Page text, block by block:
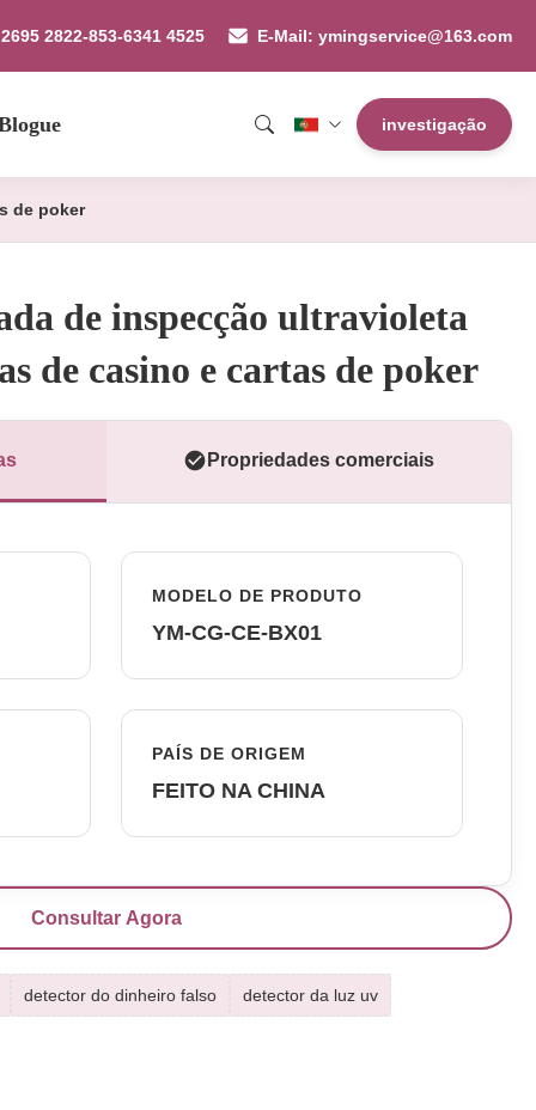
2822-853-6341 4525 E-Mail: ymingservice@163.com
investigação
de poker
de inspecção ultravioleta
de casino e cartas de poker
Propriedades comerciais
MODELO DE PRODUTO
YM-CG-CE-BX01
PAÍS DE ORIGEM
FEITO NA CHINA
Consultar Agora
detector do dinheiro falso detector da luz uv